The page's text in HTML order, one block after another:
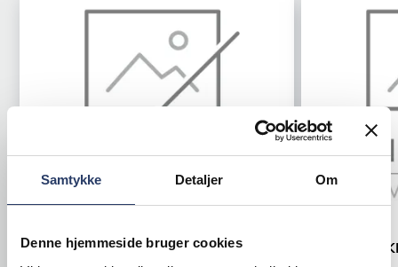
Samtykke Detaljer Om
Denne hjemmeside bruger cookies
Teflonfolie EKM-40 Smørhjul